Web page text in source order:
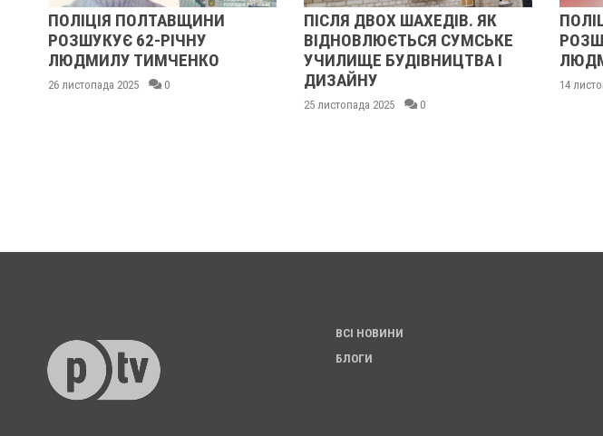
ПОЛІЦІЯ ПОЛТАВЩИНИ
РОЗШУКУЄ 62-РІЧНУ
ЛЮДМИЛУ ТИМЧЕНКО
26 листопада 2025 0
ПІСЛЯ ДВОХ ШАХЕДІВ. ЯК
ВІДНОВЛЮЄТЬСЯ СУМСЬКЕ
УЧИЛИЩЕ БУДІВНИЦТВА І
ДИЗАЙНУ
25 листопада 2025 0
14
ВСІ НОВИНИ
БЛОГИ